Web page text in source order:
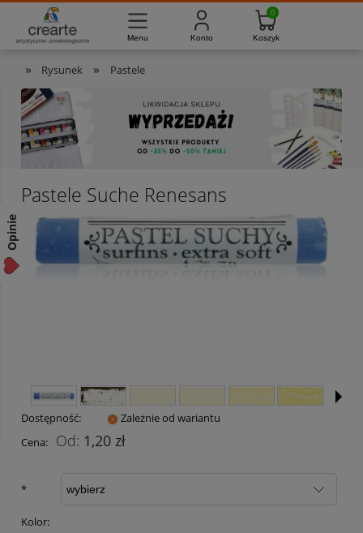
» Rysunek » Pastele
Pastele Suche Renesans
Dostępność:
Zależnie od wariantu
Cena:
1,20 zł
*
Kolor:
Masz pytania? 733-012-789 Pon. - Pt. 8:00 - 16:00
Opinie